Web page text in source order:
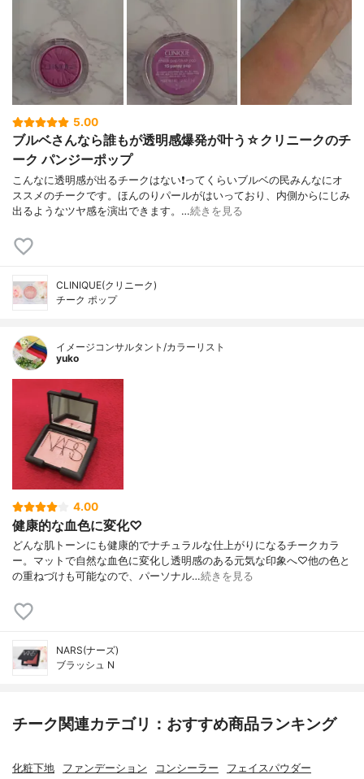
5.00
ブルベさんなら誰もが透明感爆発が叶う☆クリニークのチ
ーク パンジーポップ
こんなに透明感が出るチークはない❗ってくらいブルベの民みんなにオ
ススメのチークです。ほんのりパールがはいっており、内側からにじみ
出るようなツヤ感を演出できます。…続きを見る
CLINIQUE(クリニーク)
チーク ポップ
イメージコンサルタント/カラーリスト
yuko
4.00
健康的な血色に変化♡
どんな肌トーンにも健康的でナチュラルな仕上がりになるチークカラ
ー。マットで自然な血色に変化し透明感のある元気な印象へ♡他の色と
の重ねづけも可能なので、パーソナル…続きを見る
NARS(ナーズ)
ブラッシュ N
チーク関連カテゴリ：おすすめ商品ランキング
化粧下地 ファンデーション コンシーラー フェイスパウダー